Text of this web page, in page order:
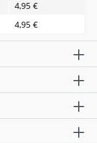
4,95 €
4,95 €